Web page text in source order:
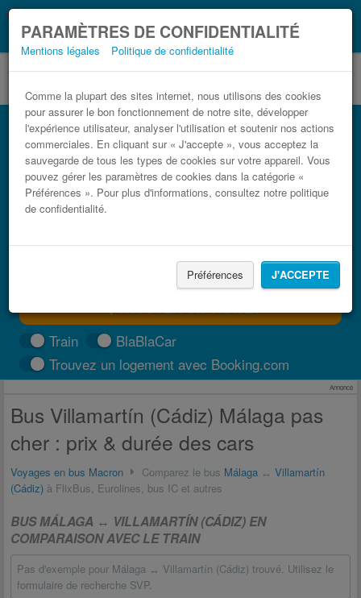
PARAMÈTRES DE CONFIDENTIALITÉ
Mentions légales Politique de confidentialité
Comme la plupart des sites internet, nous utilisons des cookies
pour assurer le bon fonctionnement de notre site, développer
l'expérience utilisateur, analyser l'utilisation et soutenir nos actions
commerciales. En cliquant sur « J'accepte », vous acceptez la
sauvegarde de tous les types de cookies sur votre appareil. Vous
pouvez gérer les paramètres de cookies dans la catégorie «
Préférences ». Pour plus d'informations, consultez notre politique
de confidentialité.
Préférences J'ACCEPTE
Coronavirus (COVID-19):Ce que vous devez
savoir, lorsque vous voyagez
Bus Málaga Villamartín (Cádiz) pas cher
Trouvez votre billet de bus moins cher
TROUVER UN TRAJET
Train
BlaBlaCar
Trouvez un logement avec Booking.com
Annonce
Bus Villamartín (Cádiz) Málaga pas
cher : prix & durée des cars
Voyages en bus Macron Comparez le bus Málaga ↔ Villamartín
(Cádiz) à FlixBus, Eurolines, bus IC et autres
BUS MÁLAGA ↔ VILLAMARTÍN (CÁDIZ) EN
COMPARAISON AVEC LE TRAIN
Pas d'exemple pour Málaga ↔ Villamartín (Cádiz) trouvé. Utilisez le
formulaire de recherche SVP.